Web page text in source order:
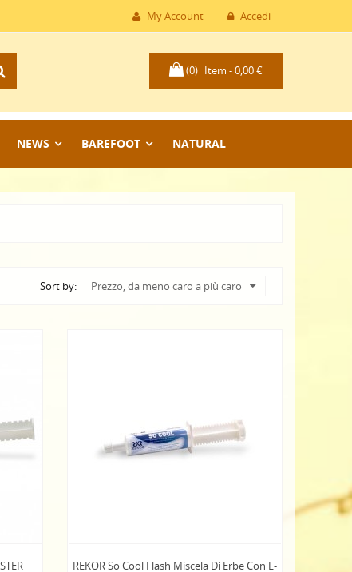
My Account Accedi
(0) Item -0,00 €
NEWS BAREFOOT NATURAL
Sort by: Prezzo, da meno caro a più caro
REKOR So Cool Flash Miscela Di Erbe Con L-